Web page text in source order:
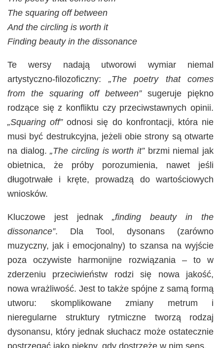
The squaring off between
And the circling is worth it
Finding beauty in the dissonance
Te wersy nadają utworowi wymiar niemal
artystyczno-filozoficzny: „The poetry that comes
from the squaring off between”sugeruje piękno
rodzące się z konfliktu czy przeciwstawnych opinii.
„Squaring off”odnosi się do konfrontacji, która nie
musi być destrukcyjna, jeżeli obie strony są otwarte
na dialog.„The circling is worth it”brzmi niemal jak
obietnica, że próby porozumienia, nawet jeśli
długotrwałe i kręte, prowadzą do wartościowych
wniosków.
Kluczowe jest jednak „finding beauty in the
dissonance”. Dla Tool, dysonans (zarówno
muzyczny, jak i emocjonalny) to szansa na wyjście
poza oczywiste harmonijne rozwiązania – to w
zderzeniu przeciwieństw rodzi się nowa jakość,
nowa wrażliwość. Jest to także spójne z samą formą
utworu: skomplikowane zmiany metrum i
nieregularne struktury rytmiczne tworzą rodzaj
dysonansu, który jednak słuchacz może ostatecznie
postrzegać jako piękny, gdy dostrzeże w nim sens.